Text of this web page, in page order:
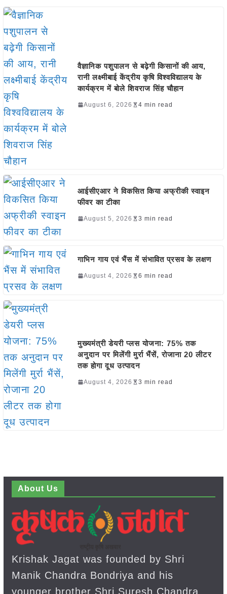
वैज्ञानिक पशुपालन से बढ़ेगी किसानों की आय,
रानी लक्ष्मीबाई केंद्रीय कृषि विश्वविद्यालय के
कार्यक्रम में बोले शिवराज सिंह चौहान
August 6, 2026 4 min read
आईसीएआर ने विकसित किया अफ्रीकी स्वाइन
फीवर का टीका
August 5, 2026 3 min read
गाभिन गाय एवं भैंस में संभावित प्रसव के लक्षण
August 4, 2026 6 min read
मुख्यमंत्री डेयरी प्लस योजना: 75% तक
अनुदान पर मिलेंगी मुर्रा भैंसें, रोजाना 20 लीटर
तक होगा दूध उत्पादन
August 4, 2026 3 min read
About Us
Krishak Jagat was founded by Shri
Manik Chandra Bondriya and his
younger brother Shri Suresh Chandra